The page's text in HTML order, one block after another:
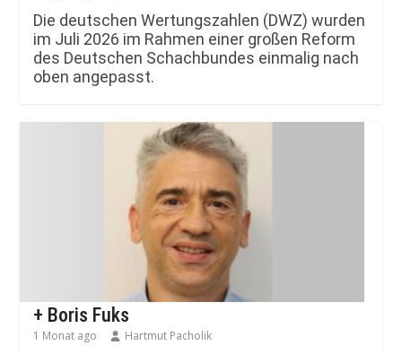
Die deutschen Wertungszahlen (DWZ) wurden
im Juli 2026 im Rahmen einer großen Reform
des Deutschen Schachbundes einmalig nach
oben angepasst.
+ Boris Fuks
1 Monat ago Hartmut Pacholik